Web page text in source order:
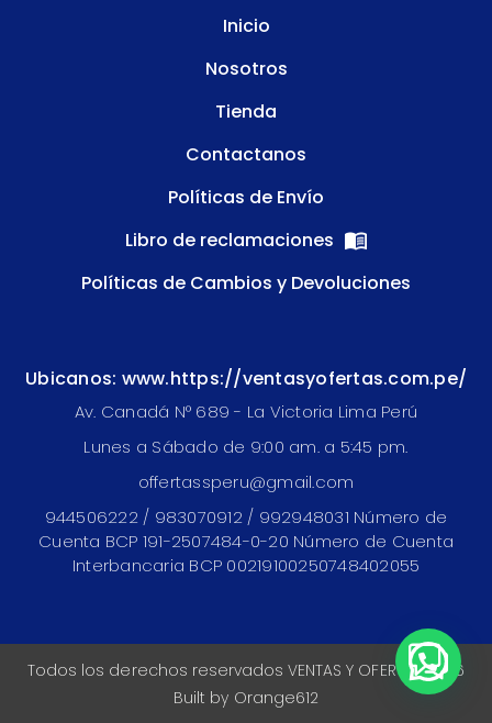
Inicio
Nosotros
Tienda
Contactanos
Políticas de Envío
Libro de reclamaciones
Políticas de Cambios y Devoluciones
Ubicanos: www.https://ventasyofertas.com.pe/
Av. Canadá N° 689 - La Victoria Lima Perú
Lunes a Sábado de 9:00 am. a 5:45 pm.
offertassperu@gmail.com
944506222 / 983070912 / 992948031 Número de
Cuenta BCP 191-2507484-0-20 Número de Cuenta
Interbancaria BCP 00219100250748402055
Todos los derechos reservados VENTAS Y OFERTAS 2026
Built by Orange612